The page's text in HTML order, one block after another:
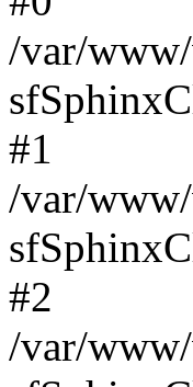
/var/
#1
/var/
#2
/var/